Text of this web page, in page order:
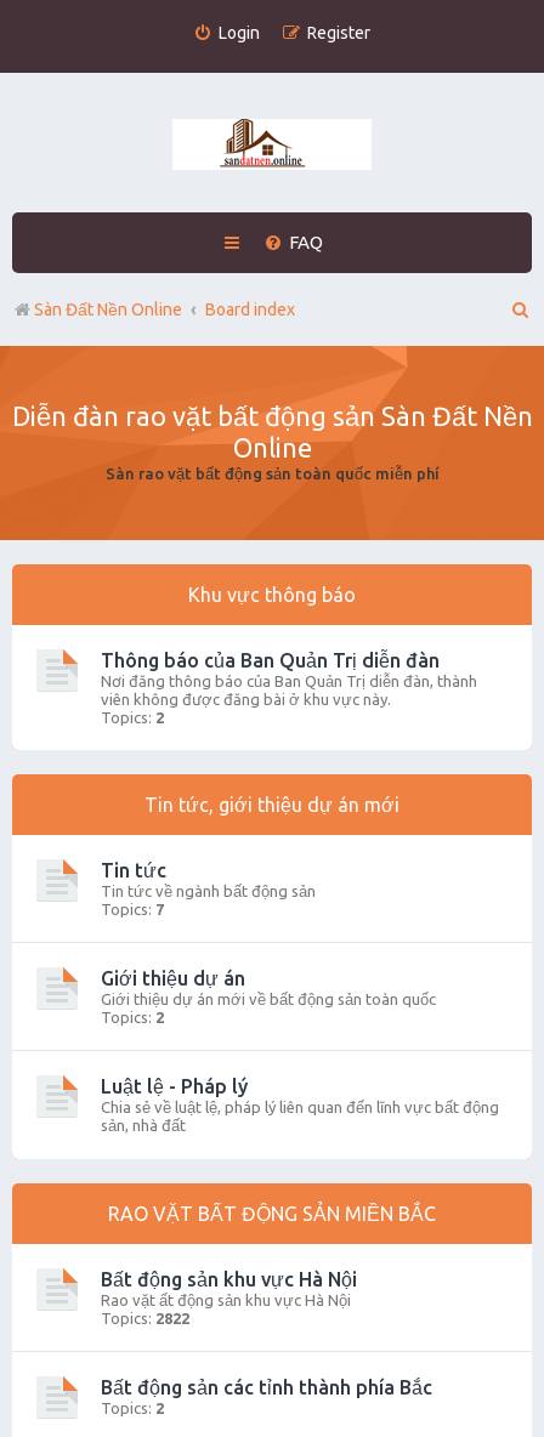
Login Register
FAQ
Sàn Đất Nền Online Board index
e
r
Diễn đàn rao vặt bất động sản Sàn Đất Nền
Online
Sàn rao vặt bất động sản toàn quốc miễn phí
Khu vực thông báo
Thông báo của Ban Quản Trị diễn đàn
Nơi đăng thông báo của Ban Quản Trị diễn đàn, thành
viên không được đăng bài ở khu vực này.
Topics: 2
Tin tức, giới thiệu dự án mới
Tin tức
Tin tức về ngành bất động sản
Topics: 7
Giới thiệu dự án
Giới thiệu dự án mới về bất động sản toàn quốc
Topics: 2
Luật lệ - Pháp lý
Chia sẻ về luật lệ, pháp lý liên quan đến lĩnh vực bất động
sản, nhà đất
RAO VẶT BẤT ĐỘNG SẢN MIỀN BẮC
Bất động sản khu vực Hà Nội
Rao vặt ất động sản khu vực Hà Nội
Topics: 2822
Bất động sản các tỉnh thành phía Bắc
Topics: 2